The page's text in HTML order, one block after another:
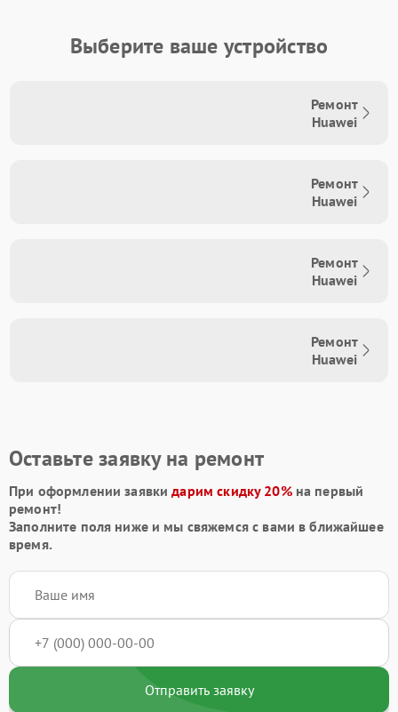
Выберите ваше устройство
Ремонт
Huawei
Ремонт
Huawei
Ремонт
Huawei
Ремонт
Huawei
Оставьте заявку на ремонт
При оформлении заявкидарим скидку 20%на первый
ремонт!
Заполните поля ниже и мы свяжемся с вами в ближайшее
время.
Отправить заявку